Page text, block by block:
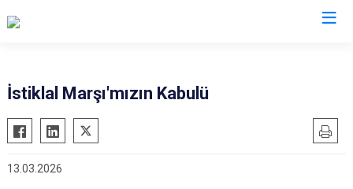
Akseki
Alanya
Elmalı
İstiklal Marşı'mızın Kabulü
13.03.2026